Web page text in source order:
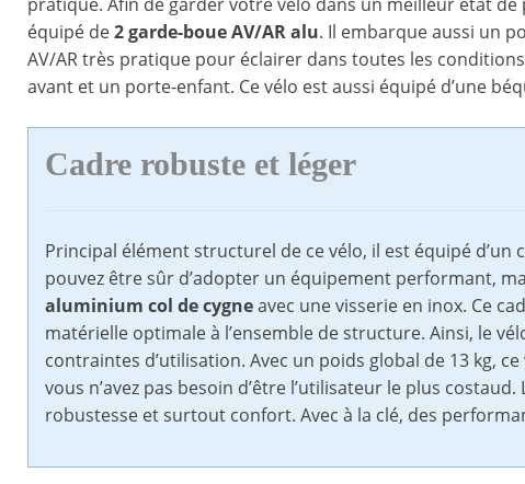
équipé de2 garde-boue AV/AR alu. Il embarque aussi un
AV/AR très pratique pour éclairer dans toutes les
avant et un porte-enfant. Ce vélo est aussi équipé d’une
Cadre robuste et léger
Principal élément structurel de ce vélo, il est équipé
pouvez être sûr d’adopter un équipement performant,
aluminium col de cygneavec une visserie en inox. Ce
matérielle optimale à l’ensemble de structure. Ainsi, le
contraintes d’utilisation. Avec un poids global de 13 kg,
vous n’avez pas besoin d’être l’utilisateur le plus
robustesse et surtout confort. Avec à la clé, des